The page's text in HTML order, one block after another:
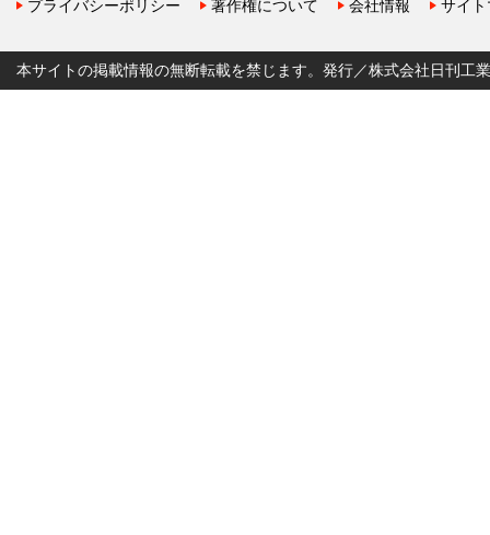
プライバシーポリシー 著作権について 会社情報 サイ
本サイトの掲載情報の無断転載を禁じます。発行／株式会社日刊